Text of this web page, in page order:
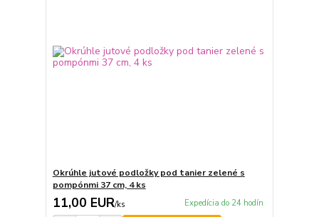
Okrúhle jutové podložky pod tanier zelené s
pompónmi 37 cm, 4 ks
11,00 EUR/ks Expedícia do 24 hodín